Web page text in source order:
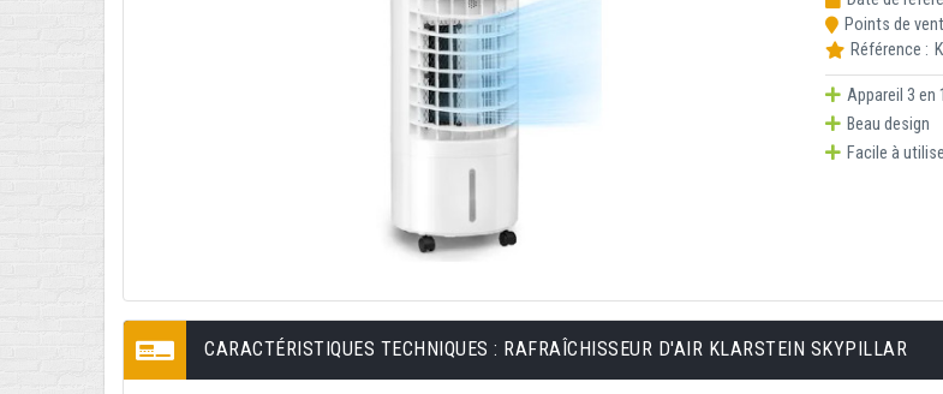
Points de
Référence :
Appareil 3 en 1
Beau design
Facile à
CARACTÉRISTIQUES TECHNIQUES : RAFRAÎCHISSEUR D'AIR KLARSTEIN SKYPILLAR